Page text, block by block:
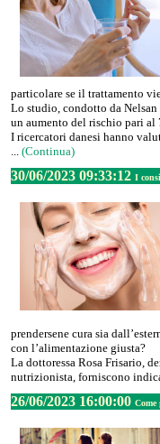
particolare se il trattamento
Lo studio, condotto da
un aumento del rischio pari al
I ricercatori danesi hanno
... (Continua)
30/06/2023 09:33:12 I
prendersene cura sia
con l’alimentazione giusta?
La dottoressa Rosa Frisario,
nutrizionista, forniscono
26/06/2023 16:00:00 Come